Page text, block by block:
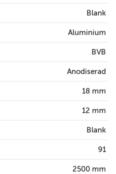
Blank
Aluminium
BVB
Anodiserad
18 mm
12 mm
Blank
91
2500 mm